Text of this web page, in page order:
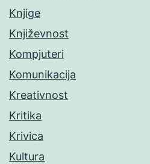
Knjige
Književnost
Kompjuteri
Komunikacija
Kreativnost
Kritika
Krivica
Kultura